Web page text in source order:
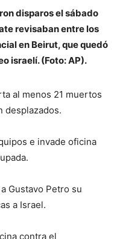
disparos el sábado
revisaban entre los
en Beirut, que quedó
israelí. (Foto: AP).
al menos 21 muertos
desplazados.
e invade oficina
Gustavo Petro su
a Israel.
contra el